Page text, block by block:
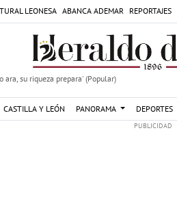
LEONESA ABANCA ADEMAR REPORTAJES
ara, su riqueza prepara' (Popular)
CASTILLA Y LEÓN PANORAMA DEPORTES